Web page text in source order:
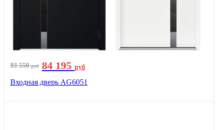
93 550руб 84 195 руб
Входная дверь AG6051